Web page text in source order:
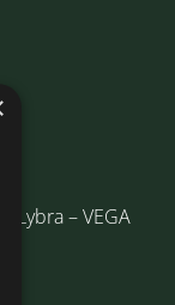
Lybra – VEGA